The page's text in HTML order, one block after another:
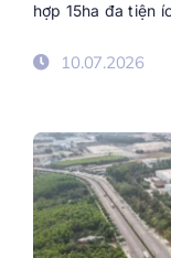
hợp 15ha đa tiện
10.07.2026